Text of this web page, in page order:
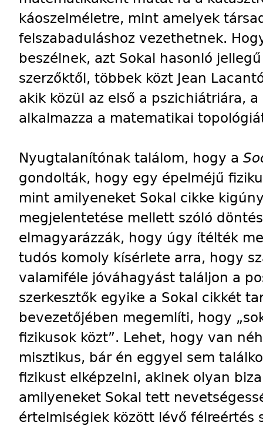
káoszelméletre, mint amelyek
felszabaduláshoz vezethetnek.
beszélnek, azt Sokal hasonló
szerzőktől, többek közt Jean
akik közül az első a pszichiátriára,
alkalmazza a matematikai
Nyugtalanítónak találom, hogy a
gondolták, hogy egy épelméjű
mint amilyeneket Sokal cikke
megjelentetése mellett szóló
elmagyarázzák, hogy úgy ítélték
tudós komoly kísérlete arra, hogy
valamiféle jóváhagyást találjon a
szerkesztők egyike a Sokal cikkét
bevezetőjében megemlíti, hogy
fizikusok közt”. Lehet, hogy van
misztikus, bár én eggyel sem
fizikust elképzelni, akinek olyan
amilyeneket Sokal tett
értelmiségiek között lévő félreértés